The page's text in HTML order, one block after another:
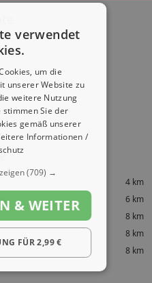
4 km
6 km
8 km
8 km
8 km
verwendet
um die
unserer Website zu
weitere Nutzung
stimmen Sie der
gemäß unserer
Informationen /
(709) →
& WEITER
FÜR 2,99 €